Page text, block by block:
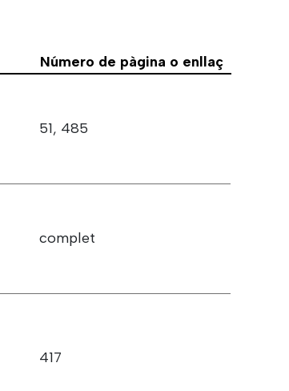
Número de pàgina o enllaç
51, 485
complet
417